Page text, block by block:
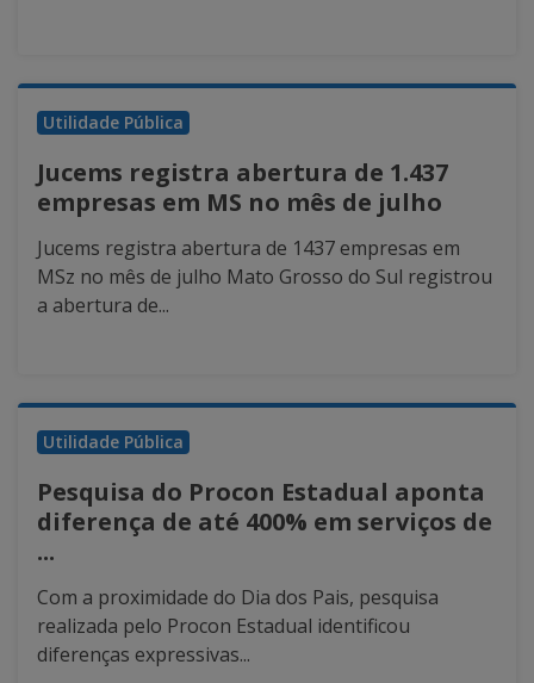
Utilidade Pública
Jucems registra abertura de 1.437
empresas em MS no mês de julho
Jucems registra abertura de 1437 empresas em
MSz no mês de julho Mato Grosso do Sul registrou
a abertura de...
Utilidade Pública
Pesquisa do Procon Estadual aponta
diferença de até 400% em serviços de
...
Com a proximidade do Dia dos Pais, pesquisa
realizada pelo Procon Estadual identificou
diferenças expressivas...